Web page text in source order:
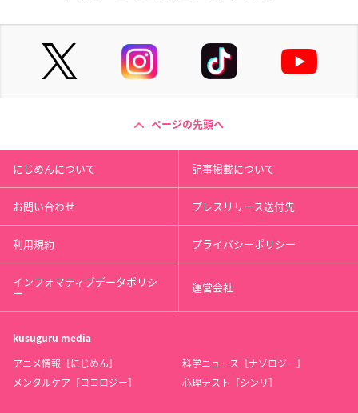
ページの先頭へ
にじめんについて 記事掲載について
お問い合わせ プレスリリース送付先
利用規約 プライバシーポリシー
インフォマティブデータポリシ
ー 運営会社
kusuguru media
アニメ情報［にじめん］
科学ニュース［ナゾロジー］
メンタルケア［ココロジー］
心理テスト［シンリ］